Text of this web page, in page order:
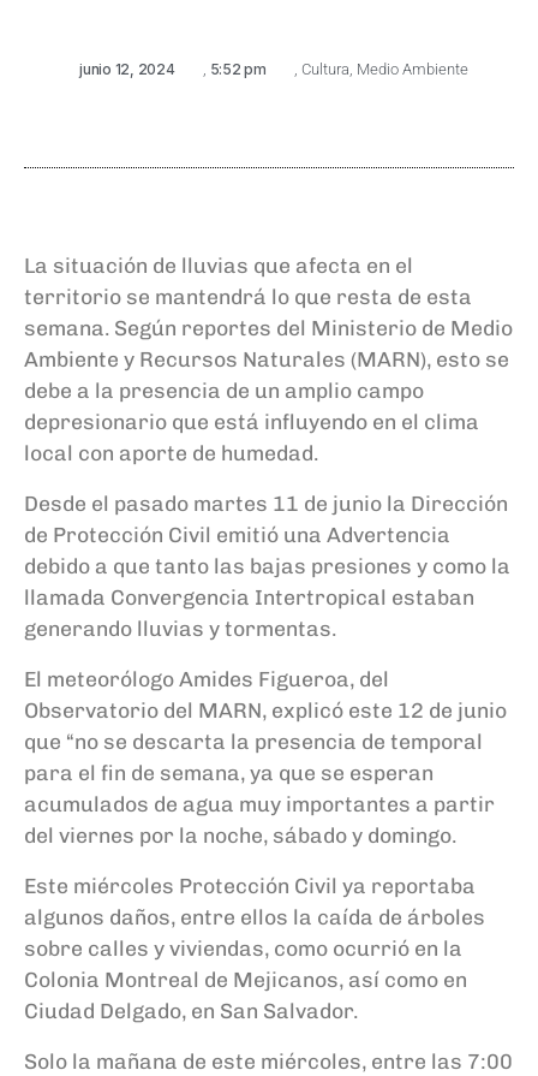
junio 12, 2024 5:52 pm Cultura Medio Ambiente
La situación de lluvias que afecta en el
territorio se mantendrá lo que resta de esta
semana. Según reportes del Ministerio de Medio
Ambiente y Recursos Naturales (MARN), esto se
debe a la presencia de un amplio campo
depresionario que está influyendo en el clima
local con aporte de humedad.
Desde el pasado martes 11 de junio la Dirección
de Protección Civil emitió una Advertencia
debido a que tanto las bajas presiones y como la
llamada Convergencia Intertropical estaban
generando lluvias y tormentas.
El meteorólogo Amides Figueroa, del
Observatorio del MARN, explicó este 12 de junio
que “no se descarta la presencia de temporal
para el fin de semana, ya que se esperan
acumulados de agua muy importantes a partir
del viernes por la noche, sábado y domingo.
Este miércoles Protección Civil ya reportaba
algunos daños, entre ellos la caída de árboles
sobre calles y viviendas, como ocurrió en la
Colonia Montreal de Mejicanos, así como en
Ciudad Delgado, en San Salvador.
Solo la mañana de este miércoles, entre las 7:00